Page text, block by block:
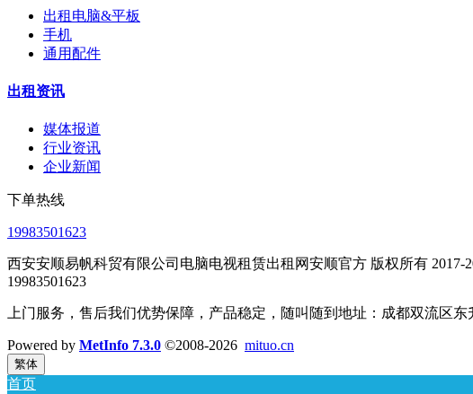
出租电脑&平板
手机
通用配件
出租资讯
媒体报道
行业资讯
企业新闻
下单热线
19983501623
西安安顺易帆科贸有限公司电脑电视租赁出租网安顺官方 版权所有 2017-
19983501623
上门服务，售后我们优势保障，产品稳定，随叫随到地址：成都双流区
Powered by MetInfo 7.3.0 ©2008-2026 mituo.cn
繁体
首页